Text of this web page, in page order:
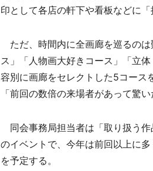
印として各店の軒下や看板などに
ただ、時間内に全画廊を巡るのは
ス」「人物画大好きコース」「立
容別に画廊をセレクトした5コース
「前回の数倍の来場者があって驚
同会事務局担当者は「取り扱う
のイベントで、今年は前回以上に
を予定する。